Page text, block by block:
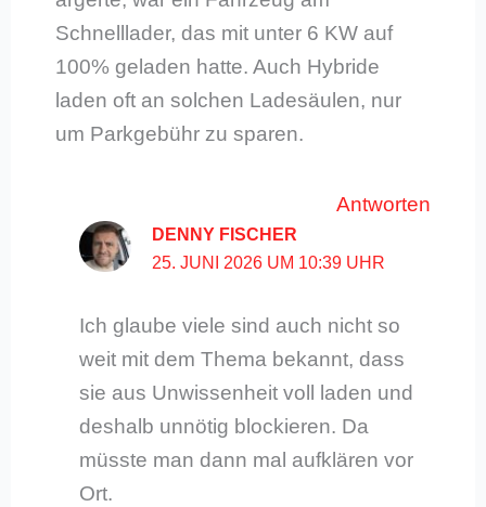
Schnelllader, das mit unter 6 KW auf
100% geladen hatte. Auch Hybride
laden oft an solchen Ladesäulen, nur
um Parkgebühr zu sparen.
Antworten
DENNY FISCHER
25. JUNI 2026 UM 10:39 UHR
Ich glaube viele sind auch nicht so
weit mit dem Thema bekannt, dass
sie aus Unwissenheit voll laden und
deshalb unnötig blockieren. Da
müsste man dann mal aufklären vor
Ort.